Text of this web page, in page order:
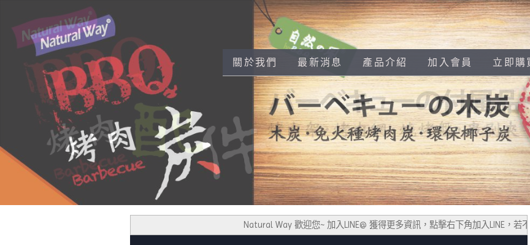
關於我們 最新消息 產品介紹 加入會員 立即購
Natural Way 歡迎您~ 加入LINE@ 獲得更多資訊，點擊右下角加入LINE，若不會使